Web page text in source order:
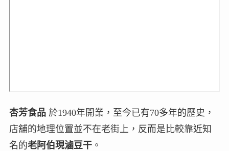
杏芳食品 於1940年開業，至今已有70多年的歷史，
店舖的地理位置並不在老街上，反而是比較靠近知
名的老阿伯現滷豆干。